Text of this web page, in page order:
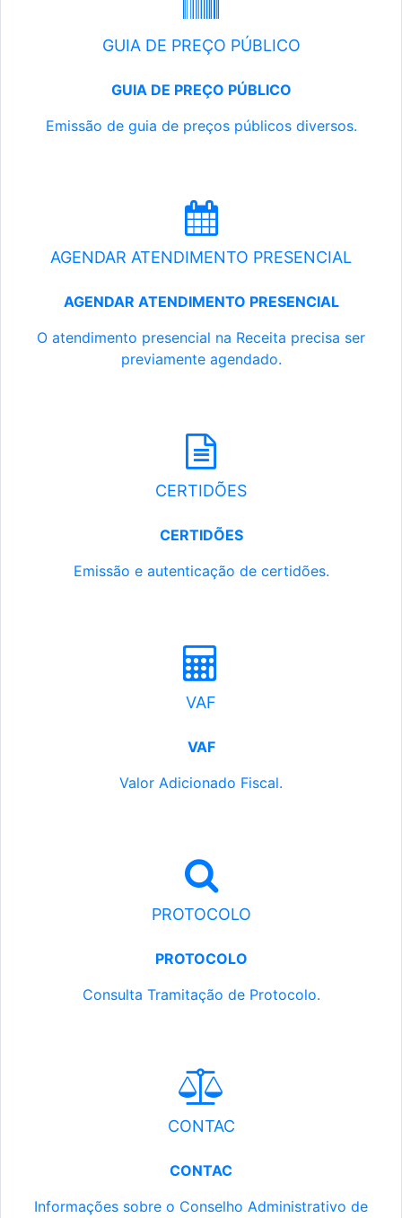
GUIA DE PREÇO PÚBLICO
GUIA DE PREÇO PÚBLICO
Emissão de guia de preços públicos diversos.
AGENDAR ATENDIMENTO PRESENCIAL
AGENDAR ATENDIMENTO PRESENCIAL
O atendimento presencial na Receita precisa ser
previamente agendado.
CERTIDÕES
CERTIDÕES
Emissão e autenticação de certidões.
VAF
VAF
Valor Adicionado Fiscal.
PROTOCOLO
PROTOCOLO
Consulta Tramitação de Protocolo.
CONTAC
CONTAC
Informações sobre o Conselho Administrativo de